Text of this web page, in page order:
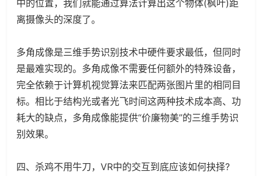
中的位置，我们就能通过算法计算出这个物体(枫叶)距
离摄像头的深度了。
多角成像是三维手势识别技术中硬件要求最低，但同时
是最难实现的。多角成像不需要任何额外的特殊设备，
完全依赖于计算机视觉算法来匹配两张图片里的相同目
标。相比于结构光或者光飞时间这两种技术成本高、功
耗大的缺点，多角成像能提供“价廉物美”的三维手势识
别效果。
四、杀鸡不用牛刀，VR中的交互到底应该如何抉择?